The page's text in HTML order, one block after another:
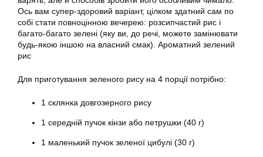
Ось вам супер-здоровий варіант, цілком здатний сам по
собі стати повноцінною вечерею: розсипчастий рис і
багато-багато зелені (яку ви, до речі, можете замінювати
будь-якою іншою на власний смак). Ароматний зелений
рис
Для приготування зеленого рису на 4 порції потрібно:
1 склянка довгозерного рису
1 середній пучок кінзи або петрушки (40 г)
1 маленький пучок зеленої цибулі (30 г)